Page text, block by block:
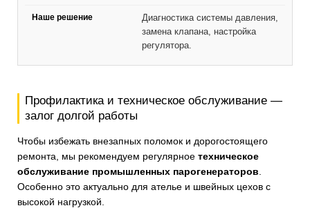
Диагностика системы давления,
замена клапана, настройка
регулятора.
Профилактика и техническое обслуживание —
залог долгой работы
Чтобы избежать внезапных поломок и дорогостоящего
ремонта, мы рекомендуем регулярное техническое
обслуживание промышленных парогенераторов
Особенно это актуально для ателье и швейных цехов с
высокой нагрузкой.